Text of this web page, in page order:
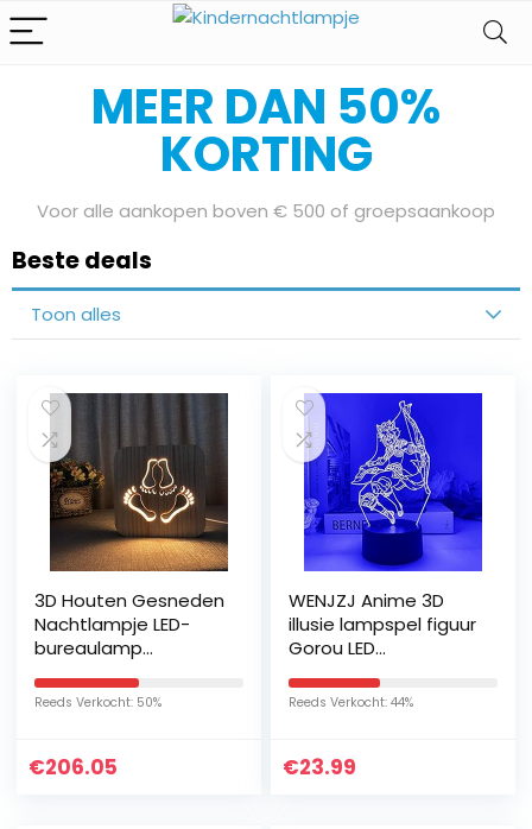
Bereid je voor op onze Sale Days
MEER DAN 50%
KORTING
Voor alle aankopen boven € 500 of groepsaankoop
Beste deals
Toon alles
3D Houten Gesneden
Nachtlampje LED-
bureaulamp
baby’s R-vormige
Creatieve…
Reeds Verkocht: 50%
€206.05
WENJZJ Anime 3D
illusie lampspel figuur
Gorou LED
karakter USB voeding
voor kinderen…
Reeds Verkocht: 44%
€23.99